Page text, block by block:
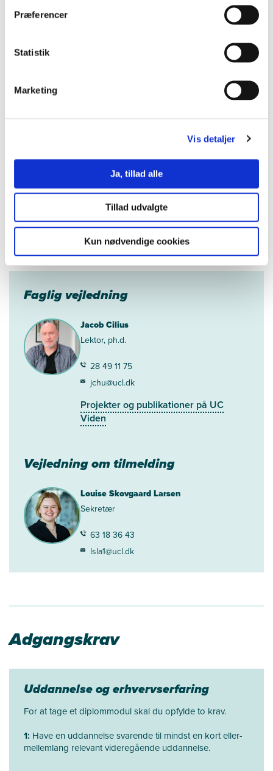
Præferencer
Statistik
Marketing
Vis detaljer
Ja, tillad alle
Tillad udvalgte
Kun nødvendige cookies
Kontakt
Faglig vejledning
Jacob Cilius
Lektor, ph.d.
28 49 11 75
jchu@ucl.dk
Projekter og publikationer på UC
Viden
Vejledning om tilmelding
Louise Skovgaard Larsen
Sekretær
63 18 36 43
lsla1@ucl.dk
Adgangskrav
Uddannelse og erhvervserfaring
For at tage et diplommodul skal du opfylde to krav.
1: Have en uddannelse svarende til mindst en kort eller-
mellemlang relevant videregående uddannelse.